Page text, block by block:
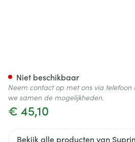
€ 45,10
Niet beschikbaar
Neem contact op met ons via
we samen de mogelijkheden.
Bekijk alle producten van